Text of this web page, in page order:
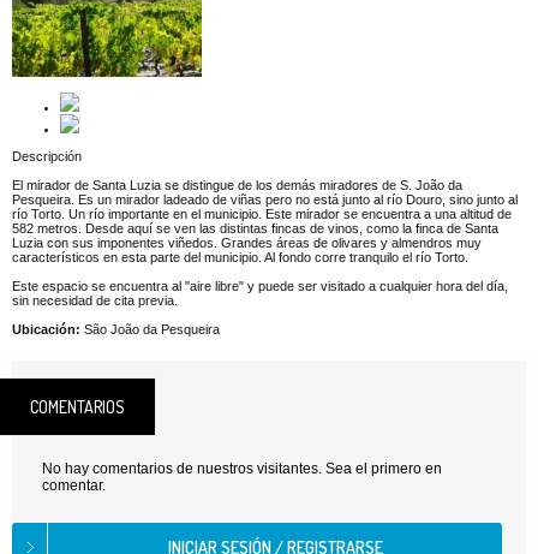
Descripción
El mirador de Santa Luzia se distingue de los demás miradores de S. João da
Pesqueira. Es un mirador ladeado de viñas pero no está junto al río Douro, sino junto al
río Torto. Un río importante en el municipio. Este mirador se encuentra a una altitud de
582 metros. Desde aquí se ven las distintas fincas de vinos, como la finca de Santa
Luzia con sus imponentes viñedos. Grandes áreas de olivares y almendros muy
característicos en esta parte del municipio. Al fondo corre tranquilo el río Torto.
Este espacio se encuentra al "aire libre" y puede ser visitado a cualquier hora del día,
sin necesidad de cita previa.
Ubicación: São João da Pesqueira
COMENTARIOS
No hay comentarios de nuestros visitantes. Sea el primero en
comentar.